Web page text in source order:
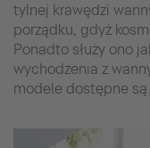
tylnej krawędzi
porządku, gdyż
Ponadto służy ono
wychodzenia z
modele dostępne są